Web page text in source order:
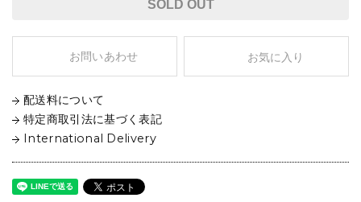
SOLD OUT
お問いあわせ お気に入り
配送料について
特定商取引法に基づく表記
International Delivery